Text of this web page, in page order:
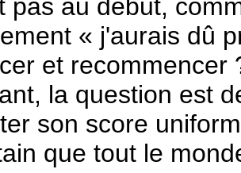
pas au début,
« j'aurais dû
et recommencer
la question est
son score
que tout le